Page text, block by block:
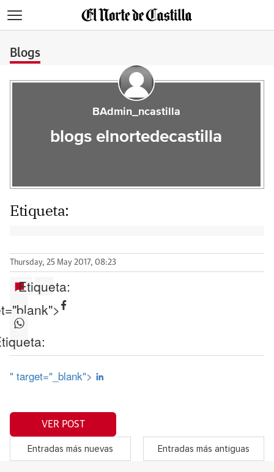
Blogs
BAdmin_ncastilla
blogs elnortedecastilla
Etiqueta:
Thursday, 25 May 2017, 08:23
Etiqueta:
" target="_blank">
VER POST
Entradas más nuevas Entradas más antiguas